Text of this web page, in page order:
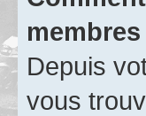
Depuis
vous